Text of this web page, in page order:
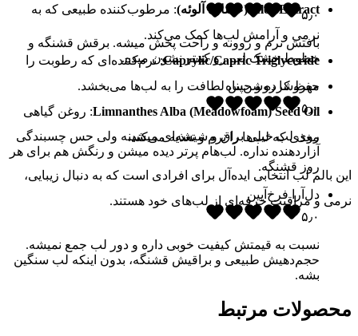
Aloe Extract (عصاره آلوئه)
: مرطوب‌کننده طبیعی که به
نرمی و آرامش لب‌ها کمک می‌کند.
Caprylic/Capric Triglyceride: نرم‌کننده‌ای که رطوبت را
حفظ کرده و حس لطافت را به لب‌ها می‌بخشد.
Limnanthes Alba (Meadowfoam) Seed Oil: روغن گیاهی
مغذی که لب‌ها را نرم و تغذیه می‌کند.
این بالم لب انتخابی ایده‌آل برای افرادی است که به دنبال زیبایی،
نرمی و مراقبت حرفه‌ای از لب‌های خود هستند.
۵٫۰
بافتش نرم و روونه و راحت پخش میشه. برقش قشنگه و
خطوط خشک لب رو کمتر نشون میده.
مهروشا روشن‌پناه
۵٫۰
روی لب خیلی براق و شیشه‌ای میشینه ولی حس چسبندگی
آزاردهنده نداره. لب‌هام پرتر دیده میشن و رنگش هم برای هر
روز قشنگه.
دل‌آرا فرخ‌آیین
۵٫۰
نسبت به قیمتش کیفیت خوبی داره و دور لب جمع نمیشه.
حجم‌دهیش طبیعی و براقیش قشنگه، بدون اینکه لب سنگین
بشه.
محصولات مرتبط